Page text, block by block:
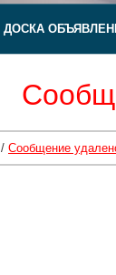
ДОСКА
/ Сообщение